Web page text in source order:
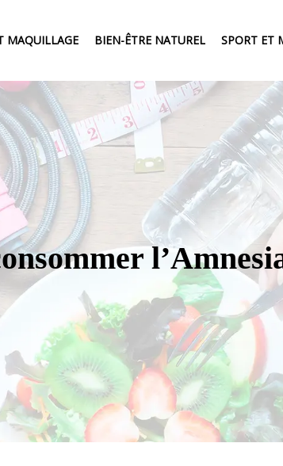
MAQUILLAGE BIEN-ÊTRE NATUREL SPORT ET